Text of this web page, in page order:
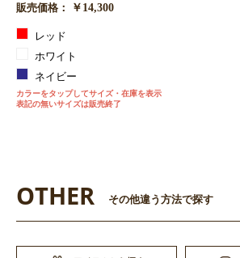
販売価格： ￥14,300
レッド
ホワイト
ネイビー
カラーをタップしてサイズ・在庫を表示
表記の無いサイズは販売終了
OTHER その他違う方法で探す